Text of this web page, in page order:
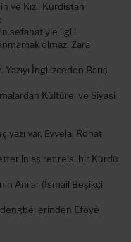
ve Kızıl Kürdistan
sefahatiyle ilgili.
olmaz. Zara
İngilizceden Barış
Kültürel ve Siyasi
yazı var. Evvela, Rohat
aşiret reisi bir Kürdü
Anılar (İsmail Beşikçi
dengbêjlerinden Efoyê